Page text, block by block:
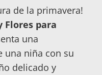
de la primavera!
Flores para
una
una niña con su
delicado y